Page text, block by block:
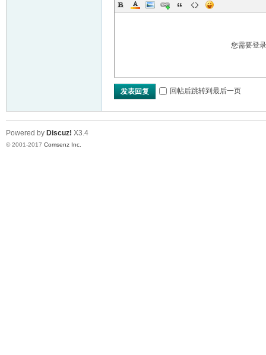
您需要登
发表回复 回帖后跳转到最后一页
Powered by Discuz! X3.4
© 2001-2017 Comsenz Inc.